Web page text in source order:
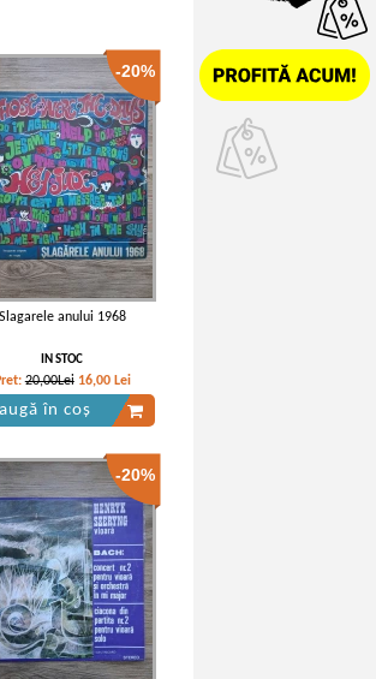
-20%
Slagarele anului 1968
IN STOC
20,00Lei 16,00 Lei
în coș
-20%